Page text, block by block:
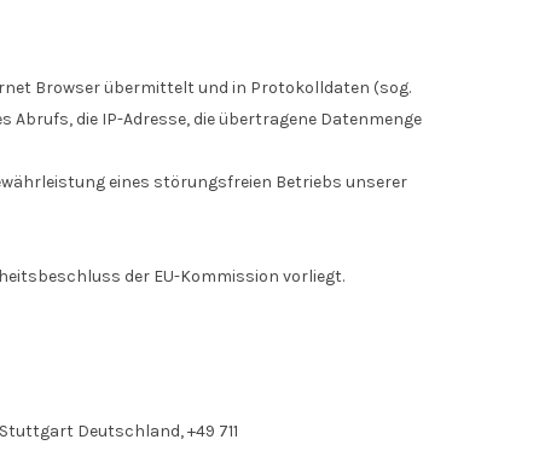
Browser übermittelt und in Protokolldaten (sog.
Abrufs, die IP-Adresse, die übertragene Datenmenge
eines störungsfreien Betriebs unserer
der EU-Kommission vorliegt.
Stuttgart Deutschland,+49 711